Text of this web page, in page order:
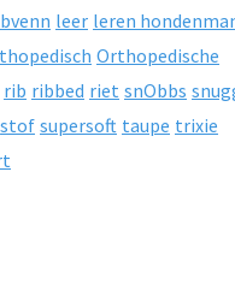
leer leren
Orthopedische
rib ribbed riet snObbs
stof supersoft taupe trixie